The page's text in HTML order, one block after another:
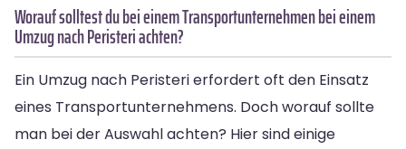
Worauf solltest du bei einem Transportunternehmen bei einem
Umzug nach Peristeri achten?
Ein Umzug nach Peristeri erfordert oft den Einsatz
eines Transportunternehmens. Doch worauf sollte
man bei der Auswahl achten? Hier sind einige